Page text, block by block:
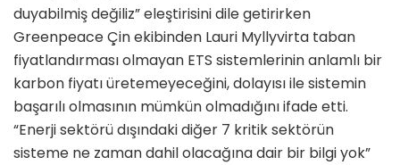
duyabilmiş değiliz” eleştirisini dile getirirken
Greenpeace Çin ekibinden Lauri Myllyvirta taban
fiyatlandırması olmayan ETS sistemlerinin anlamlı bir
karbon fiyatı üretemeyeceğini, dolayısı ile sistemin
başarılı olmasının mümkün olmadığını ifade etti.
“Enerji sektörü dışındaki diğer 7 kritik sektörün
sisteme ne zaman dahil olacağına dair bir bilgi yok”